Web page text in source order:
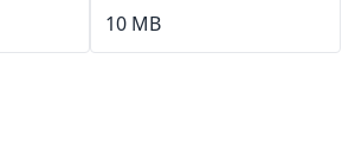
10 MB